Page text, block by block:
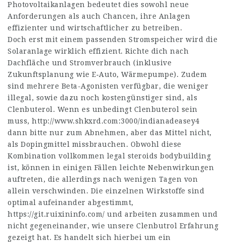
Photovoltaikanlagen bedeutet dies sowohl neue
Anforderungen als auch Chancen, ihre Anlagen
effizienter und wirtschaftlicher zu betreiben.
Doch erst mit einem passenden Stromspeicher wird die
Solaranlage wirklich effizient. Richte dich nach
Dachfläche und Stromverbrauch (inklusive
Zukunftsplanung wie E‑Auto, Wärmepumpe). Zudem
sind mehrere Beta-Agonisten verfügbar, die weniger
illegal, sowie dazu noch kostengünstiger sind, als
Clenbuterol. Wenn es unbedingt Clenbuterol sein
muss, http://www.shkxrd.com:3000/indianadeasey4
dann bitte nur zum Abnehmen, aber das Mittel nicht,
als Dopingmittel missbrauchen. Obwohl diese
Kombination vollkommen legal steroids bodybuilding
ist, können in einigen Fällen leichte Nebenwirkungen
auftreten, die allerdings nach wenigen Tagen von
allein verschwinden. Die einzelnen Wirkstoffe sind
optimal aufeinander abgestimmt,
https://git.ruixininfo.com/ und arbeiten zusammen und
nicht gegeneinander, wie unsere Clenbutrol Erfahrung
gezeigt hat. Es handelt sich hierbei um ein